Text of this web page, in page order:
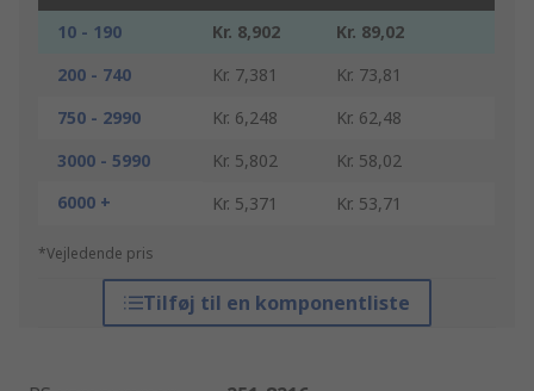
10 - 190 Kr. 8,902
Kr. 89,02
200 - 740
Kr. 7,381
Kr. 73,81
750 - 2990
Kr. 6,248
Kr. 62,48
3000 - 5990
Kr. 5,802
Kr. 58,02
6000 +
Kr. 5,371 Kr. 53,71
*Vejledende pris
Tilføj til en komponentliste